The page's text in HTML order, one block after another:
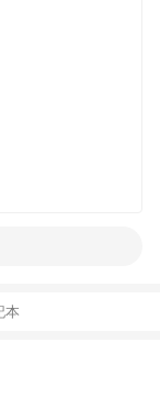
本